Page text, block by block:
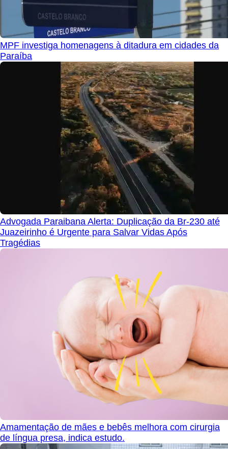
MPF investiga homenagens à ditadura em cidades da
Paraíba
Advogada Paraibana Alerta: Duplicação da Br-230 até
Juazeirinho é Urgente para Salvar Vidas Após
Tragédias
Amamentação de mães e bebês melhora com cirurgia
de língua presa, indica estudo.